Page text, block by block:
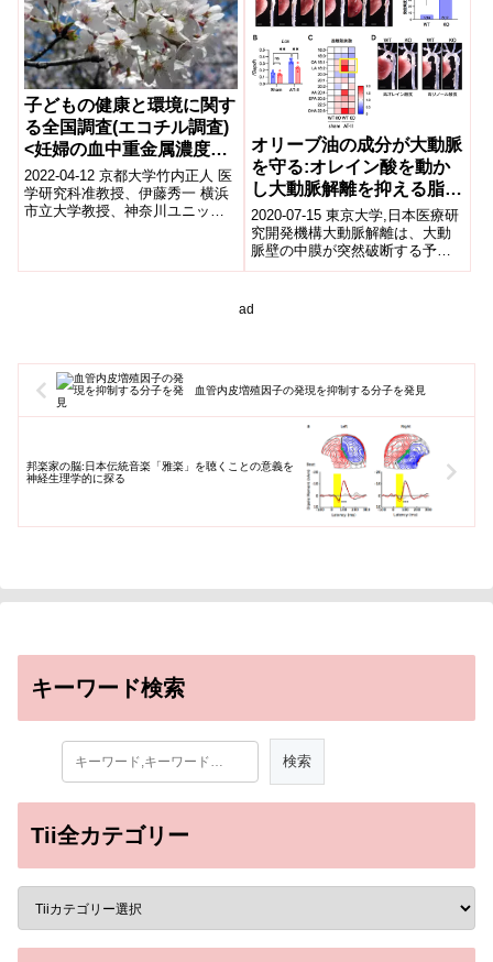
子どもの健康と環境に関す
る全国調査(エコチル調査)
<妊婦の血中重金属濃度と
生まれた子どもの口唇口蓋
裂との関連について―エコ
チル調査>
2022-04-12 京都大学竹内正人 医
学研究科准教授、伊藤秀一 横浜
市立大学教授、神奈川ユニット
オリーブ油の成分が大動脈
を守る:オレイン酸を動か
し大動脈解離を抑える脂質
代謝酵素の同定
2020-07-15 東京大学,日本医療研
究開発機構大動脈解離は、大動
脈壁の中膜が突然破断する予後
不良の疾患で、突然死の原因と
防・治療...
ad
血管内皮増殖因子の発現を抑制する分子を発見
邦楽家の脳:日本伝統音楽「雅楽」を聴くことの意義を
神経生理学的に探る
キーワード検索
Tii全カテゴリー